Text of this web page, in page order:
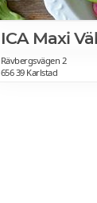
ICA Maxi
Rävbergsvägen 2
656 39 Karlstad